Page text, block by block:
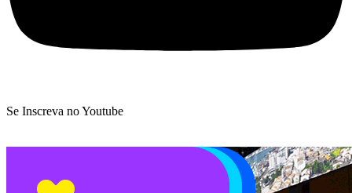
Se Inscreva no Youtube